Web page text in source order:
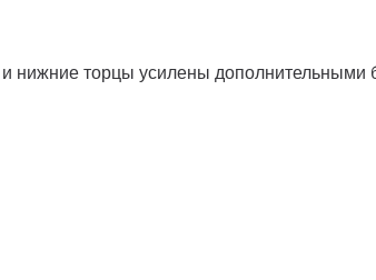
нижние торцы усилены дополнительными